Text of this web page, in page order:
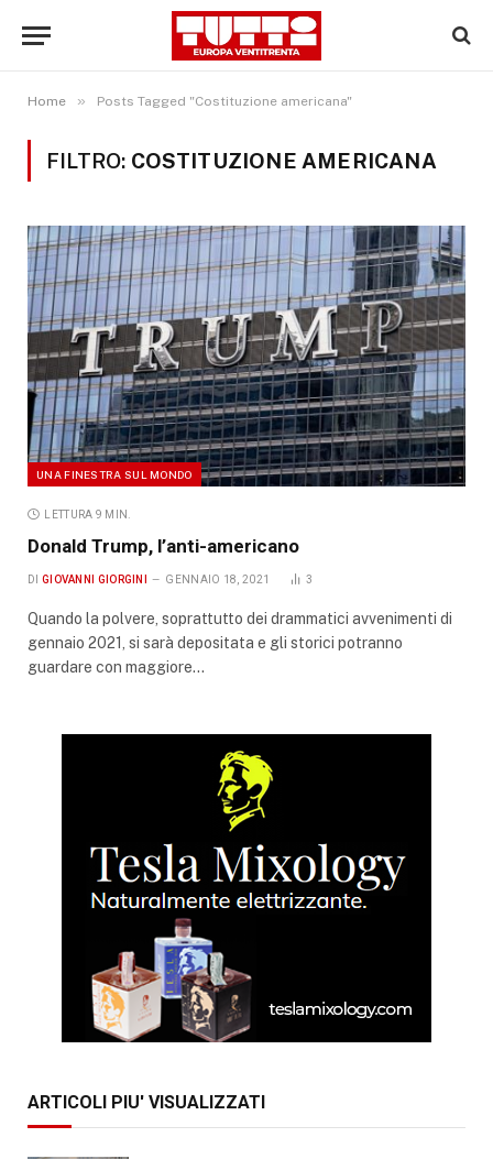
Home » Posts Tagged "Costituzione americana"
FILTRO: COSTITUZIONE AMERICANA
UNA FINESTRA SUL MONDO
LETTURA 9 MIN.
Donald Trump, l’anti-americano
DI GIOVANNI GIORGINI GENNAIO 18, 2021 3
Quando la polvere, soprattutto dei drammatici avvenimenti di
gennaio 2021, si sarà depositata e gli storici potranno
guardare con maggiore…
ARTICOLI PIU' VISUALIZZATI